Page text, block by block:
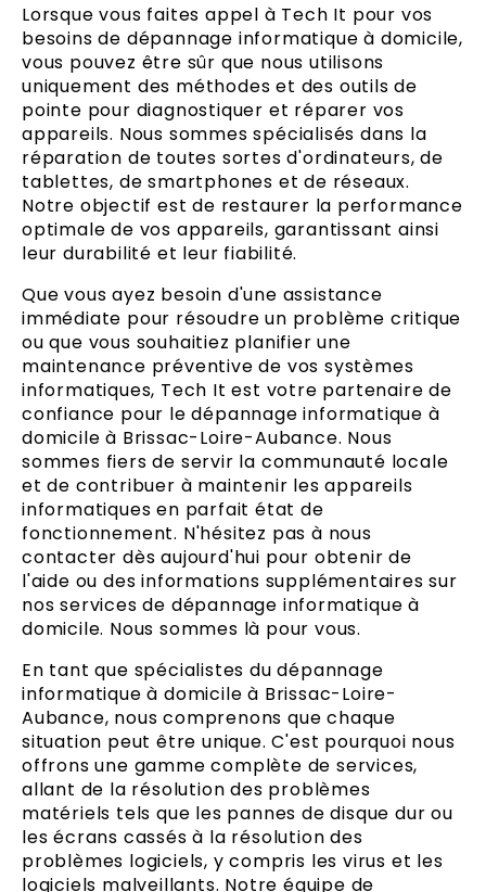
Lorsque vous faites appel à Tech It pour vos
besoins de dépannage informatique à domicile,
vous pouvez être sûr que nous utilisons
uniquement des méthodes et des outils de
pointe pour diagnostiquer et réparer vos
appareils. Nous sommes spécialisés dans la
réparation de toutes sortes d'ordinateurs, de
tablettes, de smartphones et de réseaux.
Notre objectif est de restaurer la performance
optimale de vos appareils, garantissant ainsi
leur durabilité et leur fiabilité.
Que vous ayez besoin d'une assistance
immédiate pour résoudre un problème critique
ou que vous souhaitiez planifier une
maintenance préventive de vos systèmes
informatiques, Tech It est votre partenaire de
confiance pour le dépannage informatique à
domicile à Brissac-Loire-Aubance. Nous
sommes fiers de servir la communauté locale
et de contribuer à maintenir les appareils
informatiques en parfait état de
fonctionnement. N'hésitez pas à nous
contacter dès aujourd'hui pour obtenir de
l'aide ou des informations supplémentaires sur
nos services de dépannage informatique à
domicile. Nous sommes là pour vous.
En tant que spécialistes du dépannage
informatique à domicile à Brissac-Loire-
Aubance, nous comprenons que chaque
situation peut être unique. C'est pourquoi nous
offrons une gamme complète de services,
allant de la résolution des problèmes
matériels tels que les pannes de disque dur ou
les écrans cassés à la résolution des
problèmes logiciels, y compris les virus et les
logiciels malveillants. Notre équipe de